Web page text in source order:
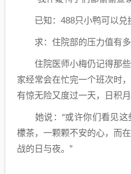
已知：488只小鸭可以兑
求：住院部的压力值有多
住院医师小梅仍记得那些
家经常会在忙完一个班次时
有惊无险又度过一天，日积
她说：“或许你们看见这
檬茶，一颗颗不安的心，而
战的日与夜。”